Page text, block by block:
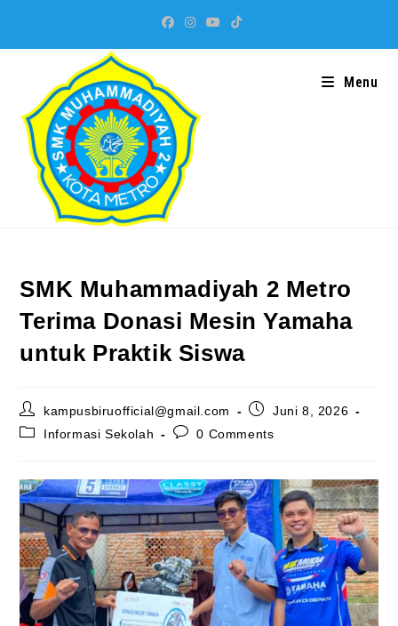
content
Menu
SMK Muhammadiyah 2 Metro
Terima Donasi Mesin Yamaha
untuk Praktik Siswa
Post
author:
kampusbiruofficial@gmail.com
PostJuni 8, 2026
PostInformasi Sekolah
Post0 Comments